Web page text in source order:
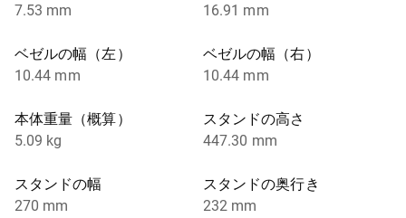
7.53 mm
16.91 mm
ベゼルの幅（左）
10.44 mm
ベゼルの幅（右）
10.44 mm
本体重量（概算）
5.09 kg
スタンドの高さ
447.30 mm
スタンドの幅
270 mm
スタンドの奥行き
232 mm